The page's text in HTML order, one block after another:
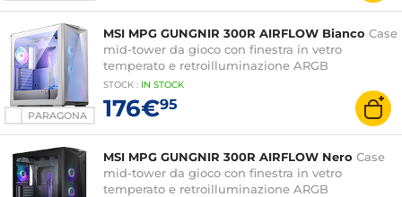
PARAGONA
MSI MPG GUNGNIR 300R AIRFLOW Bianco Case
mid-tower da gioco con finestra in vetro
temperato e retroilluminazione ARGB
STOCK : IN STOCK
176€95
MSI MPG GUNGNIR 300R AIRFLOW Nero Case
mid-tower da gioco con finestra in vetro
temperato e retroilluminazione ARGB